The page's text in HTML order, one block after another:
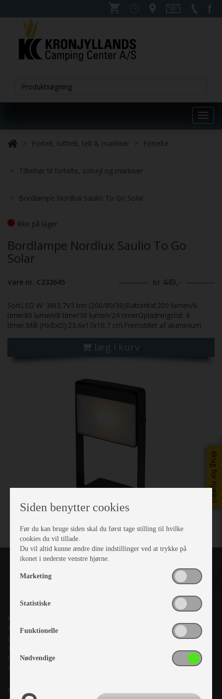
Brug for hjælp?
Fortelt, lufttelt, telt & markiser Fortelte
Tilbehør til fortelte, solsejl og markiser
Bordlampe Nordlux Saulio To Go Solar
Ikke på lager
Bordlampe Nordlux Saulio To Go
Solar
Vare nr. C232645 kr 449,-
SortLED W: 3W3,7V3 trin (200/80/30)Batteritid:200 lumen/6
timer80 lumen/8 timer30 lumen/24 timerOpladningstid: 4
timer.Mål (HxBxD):23,6x17x10,7 cm.Fremstillet af aluminium
læg i kurv
Kronjyllands Camping Center A/S
Suderholmen 10, 8960 Randers SØ
(Lige ud til Grenåvej)
Tlf. +45 87 10 98 70
Info@as-kcc.dk
CVR: 33 38 77 33
Samtykke til nyhedsbrev
Siden benytter cookies
Før du kan bruge siden skal du først tage stilling til hvilke
cookies du vil tillade.
Du vil altid kunne ændre dine indstillinger ved at trykke på
ikonet i nederste venstre hjørne.
Marketing
Statistiske
Funktionelle
Nødvendige